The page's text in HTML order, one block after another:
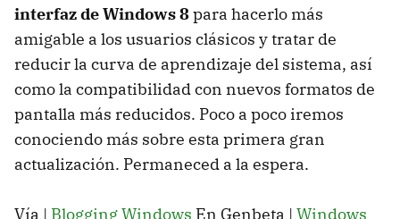
interfaz de Windows 8para hacerlo más
amigable a los usuarios clásicos y tratar de
reducir la curva de aprendizaje del sistema, así
como la compatibilidad con nuevos formatos de
pantalla más reducidos. Poco a poco iremos
conociendo más sobre esta primera gran
actualización. Permaneced a la espera.
Vía | Blogging Windows En Genbeta | Windows